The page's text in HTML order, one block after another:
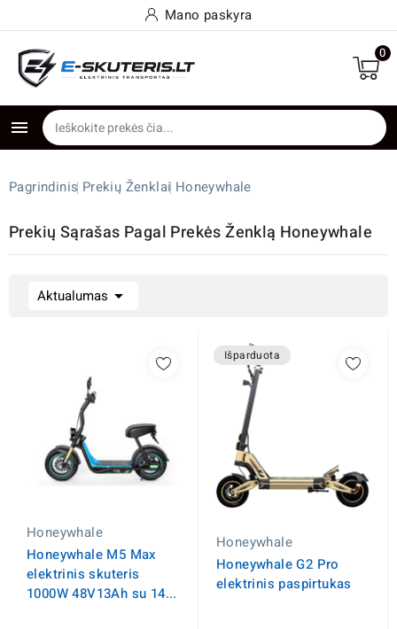
Mano paskyra
0

Pagrindinis Prekių Ženklai Honeywhale
Prekių Sąrašas Pagal Prekės Ženklą Honeywhale
Aktualumas 
Honeywhale
Honeywhale M5 Max
elektrinis skuteris
1000W 48V13Ah su 14...
Išparduota
Honeywhale
Honeywhale G2 Pro
elektrinis paspirtukas